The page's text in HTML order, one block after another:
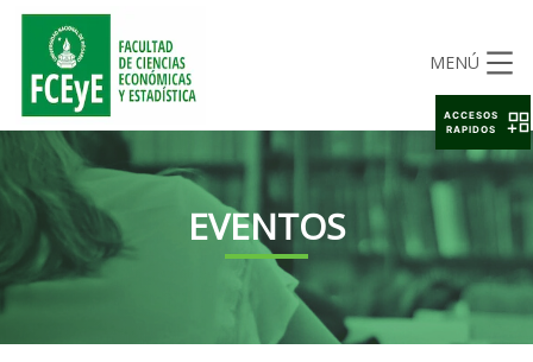
MENÚ
EVENTOS
ACCESOS
RAPIDOS